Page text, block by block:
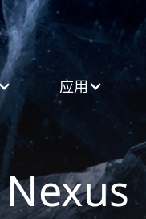
应用
Nexus